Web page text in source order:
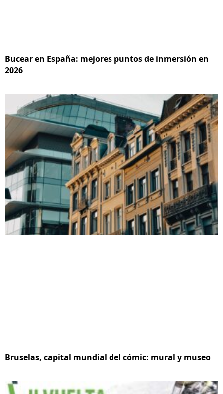
Bucear en España: mejores puntos de inmersión en
2026
Bruselas, capital mundial del cómic: mural y museo